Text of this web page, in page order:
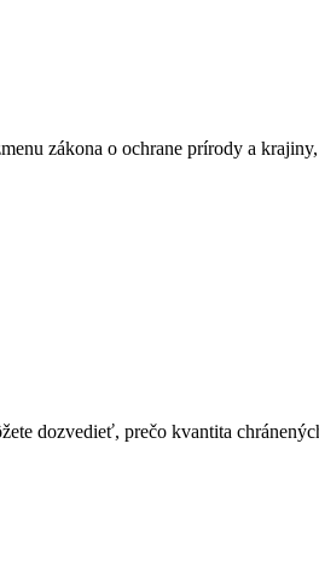
zákona o ochrane prírody a
dozvedieť, prečo kvantita